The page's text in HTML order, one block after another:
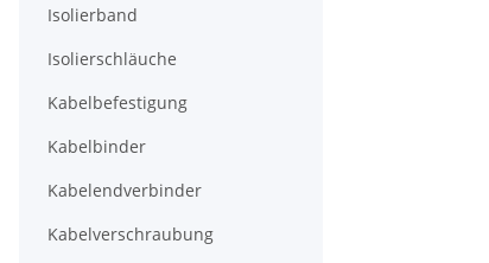
Isolierband
Isolierschläuche
Kabelbefestigung
Kabelbinder
Kabelendverbinder
Kabelverschraubung